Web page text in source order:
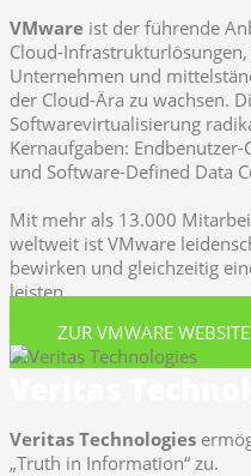
VMware ist der führende
Cloud-
Unternehmen und
der Cloud-Ära zu wachsen.
Softwarevirtualisierung
Kernaufgaben:
und Software-Defined Data
Mit mehr als 13.000
weltweit ist VMware
bewirken und gleichzeitig
leisten.
ZUR VMWARE WEBSITE
Veritas Technologies
„Truth in Information“ zu.